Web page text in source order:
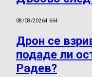
08/08/20264 664
Дрон се
подаде ли
Радев?